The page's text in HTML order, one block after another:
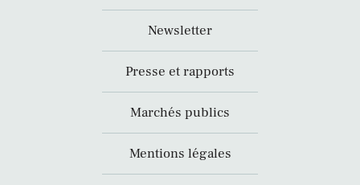
Newsletter
Presse et rapports
Marchés publics
Mentions légales